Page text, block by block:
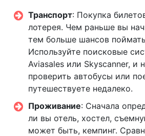
Транспорт: Покупка
лотерея. Чем раньше вы
тем больше шансов
Используйте поисковые
Aviasales или Skyscanner, и
проверить автобусы или
путешествуете недалеко.
Проживание: Сначала
ли вы отель, хостел,
может быть, кемпинг.